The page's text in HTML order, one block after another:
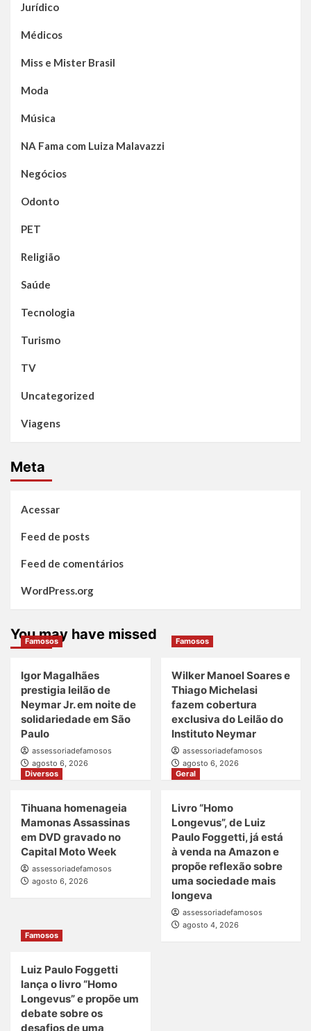
Jurídico
Médicos
Miss e Mister Brasil
Moda
Música
NA Fama com Luiza Malavazzi
Negócios
Odonto
PET
Religião
Saúde
Tecnologia
Turismo
TV
Uncategorized
Viagens
Meta
Acessar
Feed de posts
Feed de comentários
WordPress.org
You may have missed
Famosos
Igor Magalhães
prestigia leilão de
Neymar Jr. em noite de
solidariedade em São
Paulo
assessoriadefamosos
agosto 6, 2026
Famosos
Wilker Manoel Soares e
Thiago Michelasi
fazem cobertura
exclusiva do Leilão do
Instituto Neymar
assessoriadefamosos
agosto 6, 2026
Diversos
Tihuana homenageia
Mamonas Assassinas
em DVD gravado no
Capital Moto Week
assessoriadefamosos
agosto 6, 2026
Geral
Livro “Homo
Longevus”, de Luiz
Paulo Foggetti, já está
à venda na Amazon e
propõe reflexão sobre
uma sociedade mais
longeva
assessoriadefamosos
agosto 4, 2026
Famosos
Luiz Paulo Foggetti
lança o livro “Homo
Longevus” e propõe um
debate sobre os
desafios de uma